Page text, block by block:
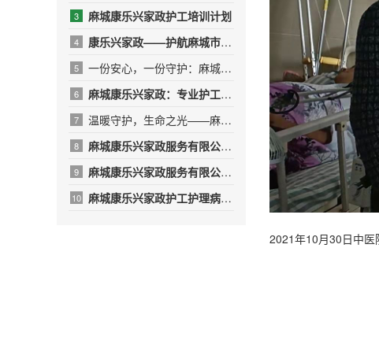
3 麻城康乐兴家政护工培训计划
4 康乐兴家政——护航麻城市人民医院，传递温暖与专业
5 一份安心，一份守护：麻城康乐兴家政，用专业与爱心呵护受伤的T
6 麻城康乐兴家政：专业护工，守护健康，让爱无微不至
7 温暖守护，生命之光——麻城康乐兴护工团队的10名“红衣天使”
8 麻城康乐兴家政服务有限公司——用专业与温暖守护生命之光
9 ​麻城康乐兴家政服务有限公司年终绩效总结报告
10 麻城康乐兴家政护工护理病人的日常
2021年10月30日中医